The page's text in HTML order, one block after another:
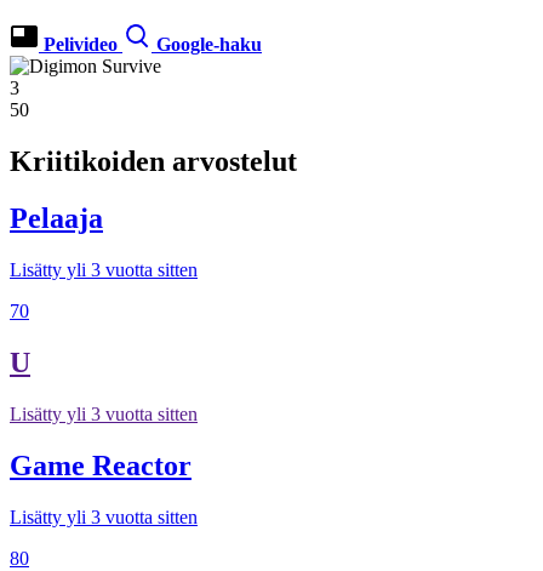
Pelivideo Google-haku
3
50
Kriitikoiden arvostelut
Pelaaja
Lisätty yli 3 vuotta sitten
70
U
Lisätty yli 3 vuotta sitten
Game Reactor
Lisätty yli 3 vuotta sitten
80